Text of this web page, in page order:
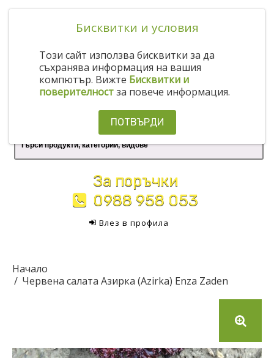
Бисквитки и условия
Този сайт използва бисквитки за да
съхранява информация на вашия
компютър. Вижте Бисквитки и
поверителностза повече информация.
ПОТВЪРДИ
За поръчки
0988 958 053
Влез в профила
Начало
Червена салата Азирка (Azirka) Enza Zaden